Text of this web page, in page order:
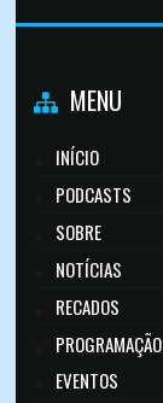
MENU
INÍCIO
PODCASTS
SOBRE
NOTÍCIAS
RECADOS
PROGRAMAÇÃO
EVENTOS